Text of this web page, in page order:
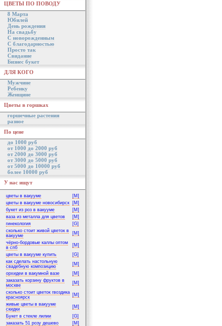
ЦВЕТЫ ПО ПОВОДУ
8 Марта
Юбилей
День рождения
На свадьбу
С новорожденным
С благодарностью
Просто так
Свидание
Бизнес букет
ДЛЯ КОГО
Мужчине
Ребенку
Женщине
Цветы в горшках
горшечные растения
разное
По цене
до 1000 руб
от 1000 до 2000 руб
от 2000 до 3000 руб
от 3000 до 5000 руб
от 5000 до 10000 руб
более 10000 руб
У нас ищут
цветы в вакууме
[M]
цветы в вакууме новосибирск
[M]
букет из роз в вакууме
[M]
ваза из металла для цветов
[M]
гинекология
[G]
сколько стоит живой цветок в
вакууме
[M]
чёрно-бордовые каллы оптом
в спб
[M]
цветы в вакууме купить
[G]
как сделать настольную
свадебную композицию
[M]
орхидеи в вакумной вазе
[M]
заказать корзину фруктов в
москве
[M]
сколько стоит цветок гвоздика
красноярск
[M]
живые цветы в вакууме
скидки
[M]
Букет в стекле лилии
[G]
заказать 51 розу дешево
[M]